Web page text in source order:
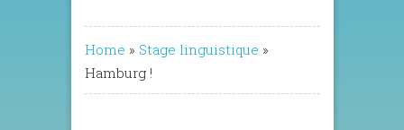
Home » Stage linguistique »
Hamburg !